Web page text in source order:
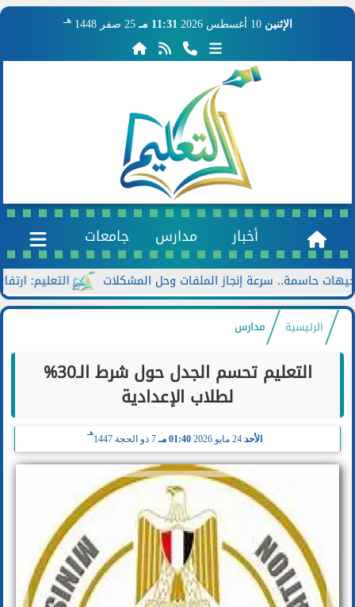
الإثنين 10 أغسطس 2026 11:31 مـ 25 صفر 1448 هـ
أخبار مدارس جامعات
التعليم: ارتفاع عدد المدارس سرعة إنجاز الملفات وحل المشكلات
الرئيسية مدارس
التعليم تحسم الجدل حول شرط الـ30%
لطلاب الإعدادية
الأحد 24 مايو 2026 01:40 مـ 7 ذو الحجة 1447
هـ